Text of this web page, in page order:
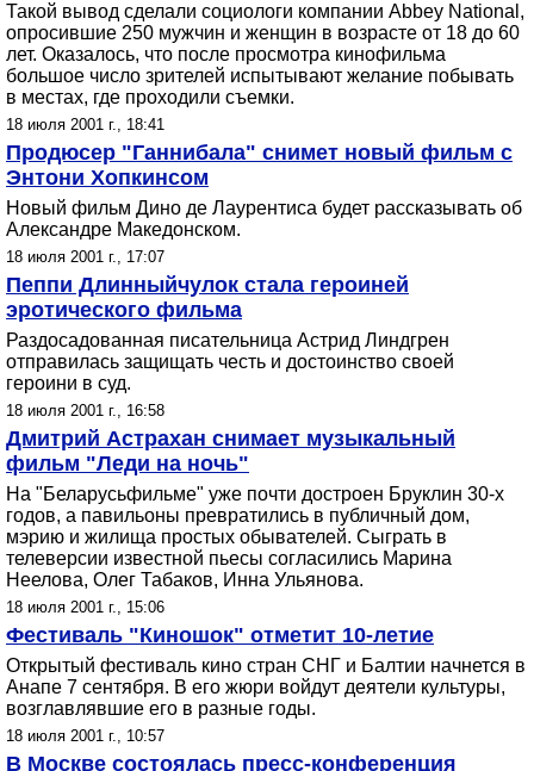
Такой вывод сделали социологи компании Abbey National,
опросившие 250 мужчин и женщин в возрасте от 18 до 60
лет. Оказалось, что после просмотра кинофильма
большое число зрителей испытывают желание побывать
в местах, где проходили съемки.
18 июля 2001 г., 18:41
Продюсер "Ганнибала" снимет новый фильм с
Энтони Хопкинсом
Новый фильм Дино де Лаурентиса будет рассказывать об
Александре Македонском.
18 июля 2001 г., 17:07
Пеппи Длинныйчулок стала героиней
эротического фильма
Раздосадованная писательница Астрид Линдгрен
отправилась защищать честь и достоинство своей
героини в суд.
18 июля 2001 г., 16:58
Дмитрий Астрахан снимает музыкальный
фильм "Леди на ночь"
На "Беларусьфильме" уже почти достроен Бруклин 30-х
годов, а павильоны превратились в публичный дом,
мэрию и жилища простых обывателей. Сыграть в
телеверсии известной пьесы согласились Марина
Неелова, Олег Табаков, Инна Ульянова.
18 июля 2001 г., 15:06
Фестиваль "Киношок" отметит 10-летие
Открытый фестиваль кино стран СНГ и Балтии начнется в
Анапе 7 сентября. В его жюри войдут деятели культуры,
возглавлявшие его в разные годы.
18 июля 2001 г., 10:57
В Москве состоялась пресс-конференция